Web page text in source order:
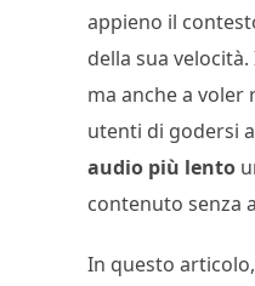
appieno il
della sua
ma anche a
utenti di godersi
audio più lento
contenuto senza
In questo